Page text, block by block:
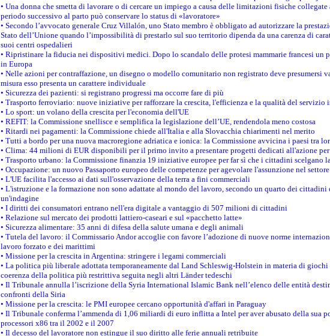
• Una donna che smetta di lavorare o di cercare un impiego a causa delle limitazioni fisiche
periodo successivo al parto può conservare lo status di «lavoratore»
• Secondo l’avvocato generale Cruz Villalón, uno Stato membro è obbligato ad autorizzare la
Stato dell’Unione quando l’impossibilità di prestarlo sul suo territorio dipenda da una carenza di
suoi centri ospedalieri
• Ripristinare la fiducia nei dispositivi medici. Dopo lo scandalo delle protesi mammarie francesi un
in Europa
• Nelle azioni per contraffazione, un disegno o modello comunitario non registrato deve presumersi
misura esso presenta un carattere individuale
• Sicurezza dei pazienti: si registrano progressi ma occorre fare di più
• Trasporto ferroviario: nuove iniziative per rafforzare la crescita, l'efficienza e la qualità del servizio
• Lo sport: un volano della crescita per l'economia dell'UE
• REFIT: la Commissione snellisce e semplifica la legislazione dell’UE, rendendola meno costosa
• Ritardi nei pagamenti: la Commissione chiede all'Italia e alla Slovacchia chiarimenti nel merito
• Tutti a bordo per una nuova macroregione adriatica e ionica: la Commissione avvicina i paesi tra
• Clima: 44 milioni di EUR disponibili per il primo invito a presentare progetti dedicati all'azione
• Trasporto urbano: la Commissione finanzia 19 iniziative europee per far sì che i cittadini scelgano
• Occupazione: un nuovo Passaporto europeo delle competenze per agevolare l'assunzione nel
• L'UE facilita l'accesso ai dati sull'osservazione della terra a fini commerciali
• L'istruzione e la formazione non sono adattate al mondo del lavoro, secondo un quarto dei cittadini
un'indagine
• I diritti dei consumatori entrano nell'era digitale a vantaggio di 507 milioni di cittadini
• Relazione sul mercato dei prodotti lattiero-caseari e sul «pacchetto latte»
• Sicurezza alimentare: 35 anni di difesa della salute umana e degli animali
• Tutela del lavoro: il Commissario Andor accoglie con favore l’adozione di nuove norme
lavoro forzato e dei marittimi
• Missione per la crescita in Argentina: stringere i legami commerciali
• La politica più liberale adottata temporaneamente dal Land Schleswig-Holstein in materia di giochi
coerenza della politica più restrittiva seguita negli altri Länder tedeschi
• Il Tribunale annulla l’iscrizione della Syria International Islamic Bank nell’elenco delle entità
confronti della Siria
• Missione per la crescita: le PMI europee cercano opportunità d'affari in Paraguay
• Il Tribunale conferma l’ammenda di 1,06 miliardi di euro inflitta a Intel per aver abusato della sua
processori x86 tra il 2002 e il 2007
• Il decesso del lavoratore non estingue il suo diritto alle ferie annuali retribuite